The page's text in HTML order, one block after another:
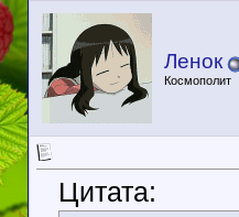
Ленок
Космополит
Цитата: